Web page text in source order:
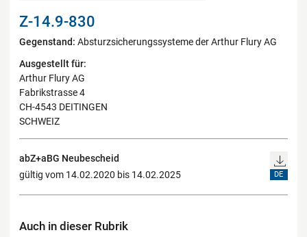
Z-14.9-830
Gegenstand: Absturzsicherungssysteme der Arthur Flury AG
Ausgestellt für:
Arthur Flury AG
Fabrikstrasse 4
CH-4543 DEITINGEN
SCHWEIZ
abZ+aBG Neubescheid
gültig vom 14.02.2020 bis 14.02.2025
DE
Auch in dieser Rubrik